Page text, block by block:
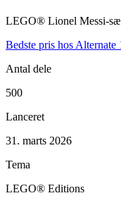
LEGO® Lionel Messi-
Bedste pris hos Alternate
Antal dele
500
Lanceret
31. marts 2026
Tema
LEGO® Editions